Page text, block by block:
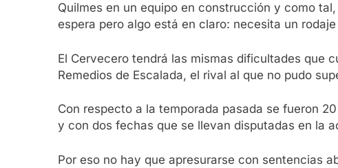
Quilmes en un equipo en construcción y como
espera pero algo está en claro: necesita un
El Cervecero tendrá las mismas dificultades que
Remedios de Escalada, el rival al que no pudo
Con respecto a la temporada pasada se fueron
y con dos fechas que se llevan disputadas en la
Por eso no hay que apresurarse con sentencias